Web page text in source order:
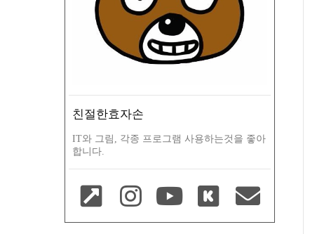
친절한효자손
IT와 그림, 각종 프로그램 사용하는것을 좋아
합니다.